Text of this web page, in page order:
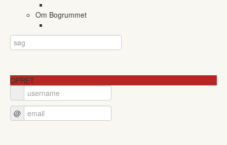
Om Bogrummet
OPRET
@